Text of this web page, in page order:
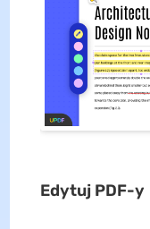
Edytuj PDF-y